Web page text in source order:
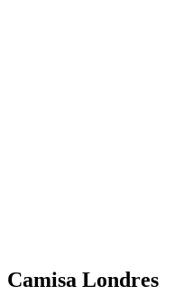
Camisa Londres